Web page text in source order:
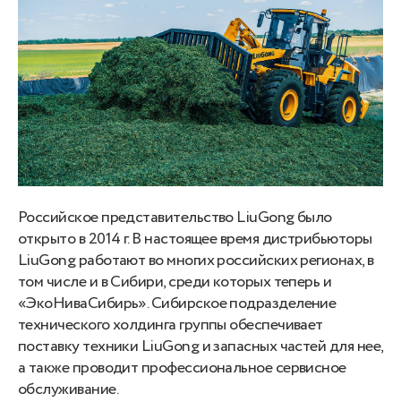
Российское представительство LiuGong было
открыто в 2014 г. В настоящее время дистрибьюторы
LiuGong работают во многих российских регионах, в
том числе и в Сибири, среди которых теперь и
«ЭкоНиваСибирь». Сибирское подразделение
технического холдинга группы обеспечивает
поставку техники LiuGong и запасных частей для нее,
а также проводит профессиональное сервисное
обслуживание.